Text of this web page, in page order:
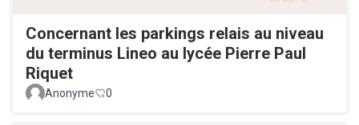
Concernant les parkings relais au niveau
du terminus Lineo au lycée Pierre Paul
Riquet
Anonyme 0